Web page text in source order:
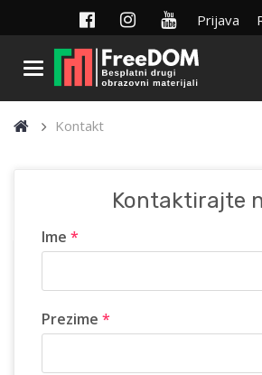
Prijava
Kontakt
Kontaktirajte
Ime *
Prezime *